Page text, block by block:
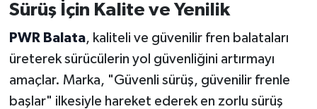
Sürüş İçin Kalite ve Yenilik
PWR Balata, kaliteli ve güvenilir fren balataları
üreterek sürücülerin yol güvenliğini artırmayı
amaçlar. Marka, "Güvenli sürüş, güvenilir frenle
başlar" ilkesiyle hareket ederek en zorlu sürüş